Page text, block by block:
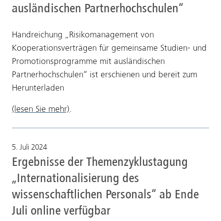
ausländischen Partnerhochschulen“
Handreichung „Risikomanagement von
Kooperationsverträgen für gemeinsame Studien- und
Promotionsprogramme mit ausländischen
Partnerhochschulen“ ist erschienen und bereit zum
Herunterladen
(lesen Sie mehr).
5. Juli 2024
Ergebnisse der Themenzyklustagung
„Internationalisierung des
wissenschaftlichen Personals“ ab Ende
Juli online verfügbar